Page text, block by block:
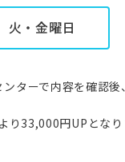
火・金曜日
ターで内容を確認後
33,000円UPとな